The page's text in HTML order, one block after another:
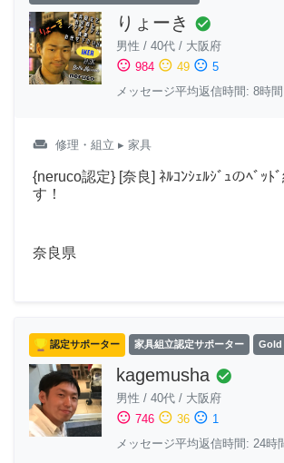
りょーき check_circle
男性 / 40代 / 大阪府
sentiment_satisfied 984 sentiment_neutral 49 sentiment_dissatisfied 5
メッセージ平均返信時間: 8時
weekend 修理・組立 ▸ 家具
{neruco認定} [奈良] ﾈﾙｺﾝｼｪﾙｼﾞｭのﾍﾞｯﾄ
す！
奈良県
認定サポーター 家具組立認定サポーター Gold
kagemusha check_circle
男性 / 40代 / 大阪府
sentiment_satisfied 746 sentiment_neutral 36 sentiment_dissatisfied 1
メッセージ平均返信時間: 24時